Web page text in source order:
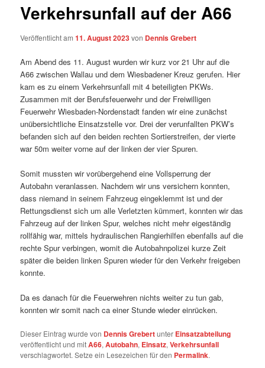
Verkehrsunfall auf der A66
Veröffentlicht am11. August 2023von Dennis Grebert
Am Abend des 11. August wurden wir kurz vor 21 Uhr auf die
A66 zwischen Wallau und dem Wiesbadener Kreuz gerufen. Hier
kam es zu einem Verkehrsunfall mit 4 beteiligten PKWs.
Zusammen mit der Berufsfeuerwehr und der Freiwilligen
Feuerwehr Wiesbaden-Nordenstadt fanden wir eine zunächst
unübersichtliche Einsatzstelle vor. Drei der verunfallten PKW’s
befanden sich auf den beiden rechten Sortierstreifen, der vierte
war 50m weiter vorne auf der linken der vier Spuren.
Somit mussten wir vorübergehend eine Vollsperrung der
Autobahn veranlassen. Nachdem wir uns versichern konnten,
dass niemand in seinem Fahrzeug eingeklemmt ist und der
Rettungsdienst sich um alle Verletzten kümmert, konnten wir das
Fahrzeug auf der linken Spur, welches nicht mehr eigeständig
rollfähig war, mittels hydraulischen Rangierhilfen ebenfalls auf die
rechte Spur verbingen, womit die Autobahnpolizei kurze Zeit
später die beiden linken Spuren wieder für den Verkehr freigeben
konnte.
Da es danach für die Feuerwehren nichts weiter zu tun gab,
konnten wir somit nach ca einer Stunde wieder einrücken.
Dieser Eintrag wurde von Dennis Grebertunter Einsatzabteilung
veröffentlicht und mitA66,Autobahn, Einsatz,Verkehrsunfall
verschlagwortet. Setze ein Lesezeichen für den Permalink.